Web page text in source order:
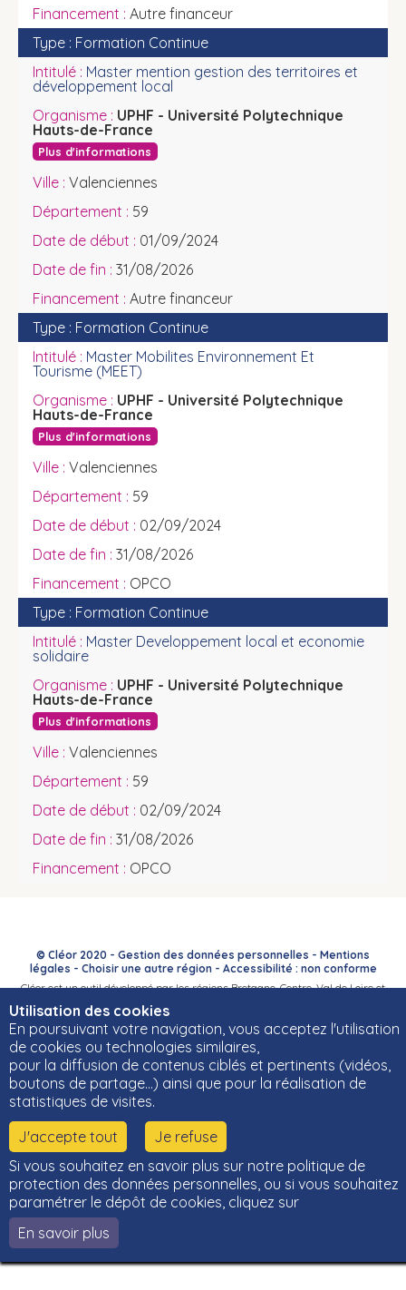
Utilisation des cookies
En poursuivant votre navigation, vous acceptez l'utilisation
de cookies ou technologies similaires,
pour la diffusion de contenus ciblés et pertinents (vidéos,
boutons de partage…) ainsi que pour la réalisation de
statistiques de visites.
J'accepte tout
Je refuse
Si vous souhaitez en savoir plus sur notre politique de
protection des données personnelles, ou si vous souhaitez
paramétrer le dépôt de cookies, cliquez sur
En savoir plus
Autre financeur
Formation Continue
Master mention gestion des territoires et
développement local
UPHF - Université Polytechnique
Hauts-de-France
Plus d'informations
Valenciennes
59
01/09/2024
31/08/2026
Autre financeur
Formation Continue
Master Mobilites Environnement Et
Tourisme (MEET)
UPHF - Université Polytechnique
Hauts-de-France
Plus d'informations
Valenciennes
59
02/09/2024
31/08/2026
OPCO
Formation Continue
Master Developpement local et economie
solidaire
UPHF - Université Polytechnique
Hauts-de-France
Plus d'informations
Valenciennes
59
02/09/2024
31/08/2026
OPCO
© Cléor 2020 - Gestion des données personnelles - Mentions
légales - Choisir une autre région- Accessibilité : non conforme
Cléor est un outil développé par les régions Bretagne, Centre-Val de Loire et